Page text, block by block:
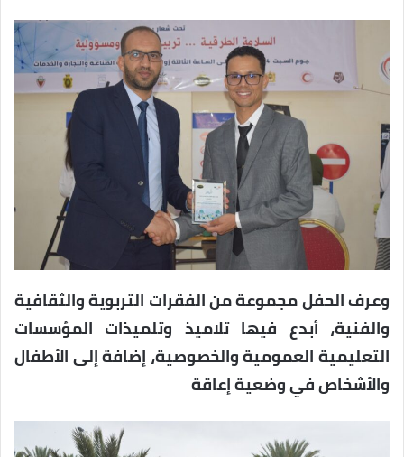
وعرف الحفل مجموعة من الفقرات التربوية والثقافية
والفنية، أبدع فيها تلاميذ وتلميذات المؤسسات
التعليمية العمومية والخصوصية، إضافة إلى الأطفال
والأشخاص في وضعية إعاقة